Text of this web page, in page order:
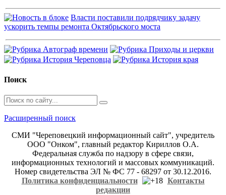
Власти поставили подрядчику задачу
ускорить темпы ремонта Октябрьского моста
Поиск
Расширенный поиск
СМИ "Череповецкий информационный сайт", учредитель
ООО "Онком", главный редактор Кириллов О.А.
Федеральная служба по надзору в сфере связи,
информационных технологий и массовых коммуникаций.
Номер свидетельства ЭЛ № ФС 77 - 68297 от 30.12.2016.
Политика конфиденциальности
Контакты
редакции